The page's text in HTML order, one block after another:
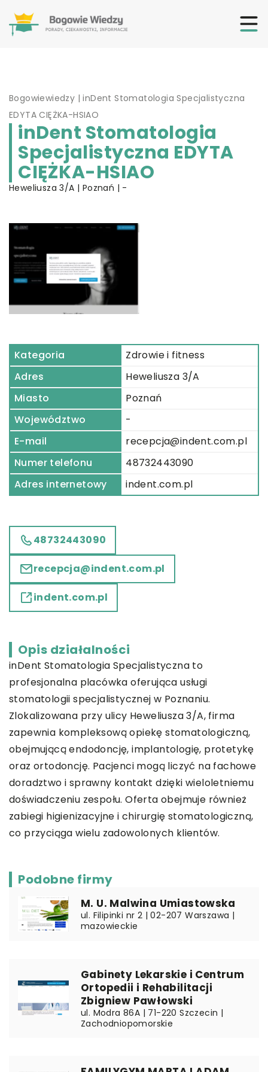
Bogowiewiedzy |inDent Stomatologia Specjalistyczna
EDYTA CIĘŻKA-HSIAO
inDent Stomatologia
Specjalistyczna EDYTA
CIĘŻKA-HSIAO
Heweliusza 3/A | Poznań | -
Kategoria
Zdrowie i fitness
Adres
Heweliusza 3/A
Miasto
Poznań
Województwo
-
E-mail
recepcja@indent.com.pl
Numer telefonu
48732443090
Adres internetowy
indent.com.pl
48732443090
recepcja@indent.com.pl
indent.com.pl
Opis działalności
inDent Stomatologia Specjalistyczna to
profesjonalna placówka oferująca usługi
stomatologii specjalistycznej w Poznaniu.
Zlokalizowana przy ulicy Heweliusza 3/A, firma
zapewnia kompleksową opiekę stomatologiczną,
obejmującą endodoncję, implantologię, protetykę
oraz ortodoncję. Pacjenci mogą liczyć na fachowe
doradztwo i sprawny kontakt dzięki wieloletniemu
doświadczeniu zespołu. Oferta obejmuje również
zabiegi higienizacyjne i chirurgię stomatologiczną,
co przyciąga wielu zadowolonych klientów.
Podobne firmy
M. U. Malwina Umiastowska
ul. Filipinki nr 2 | 02-207 Warszawa |
mazowieckie
Gabinety Lekarskie i Centrum
Ortopedii i Rehabilitacji
Zbigniew Pawłowski
ul. Modra 86A | 71-220 Szczecin |
Zachodniopomorskie